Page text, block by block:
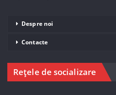
Despre noi
Contacte
Rețele de socializare